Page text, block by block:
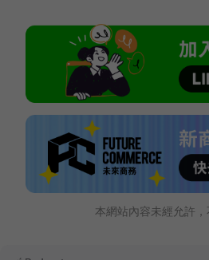
本網站內容未經允許，